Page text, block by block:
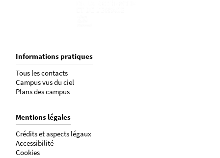
Informations pratiques
Tous les contacts
Campus vus du ciel
Plans des campus
Mentions légales
Crédits et aspects légaux
Accessibilité
Cookies